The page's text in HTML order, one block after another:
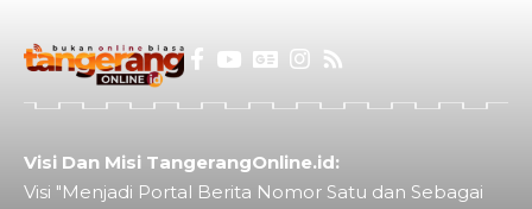
Visi Dan Misi TangerangOnline.id:
Visi "Menjadi Portal Berita Nomor Satu dan Sebagai